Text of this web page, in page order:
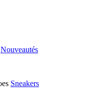
Nouveautés
Sneakers